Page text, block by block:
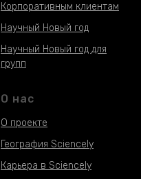
Корпоративным клиентам
Научный Новый год
Научный Новый год для
групп
О нас
О проекте
География Sciencely
Карьера в Sciencely